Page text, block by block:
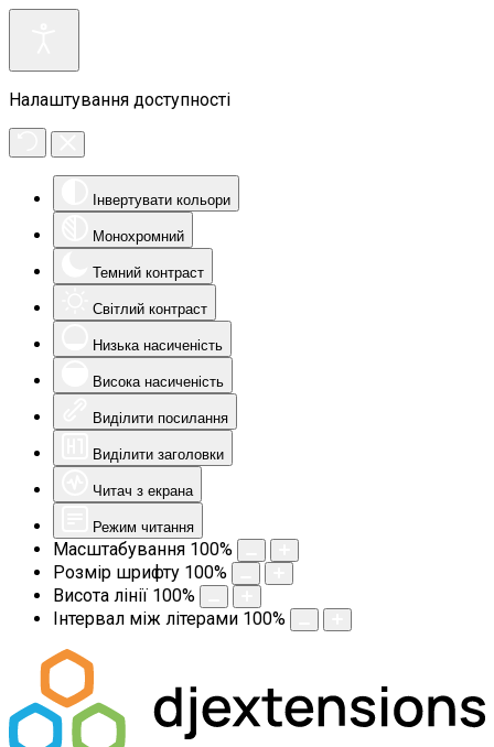
Налаштування доступності
Інвертувати кольори
Монохромний
Темний контраст
Світлий контраст
Низька насиченість
Висока насиченість
Виділити посилання
Виділити заголовки
Читач з екрана
Режим читання
Масштабування 100%
Розмір шрифту 100%
Висота лінії 100%
Інтервал між літерами 100%